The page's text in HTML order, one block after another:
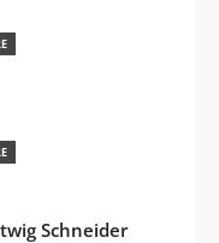
Schneider